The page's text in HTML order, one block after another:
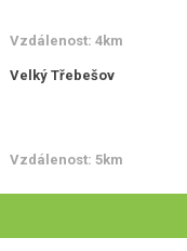
Vzdálenost: 4km
Velký Třebešov
Vzdálenost: 5km